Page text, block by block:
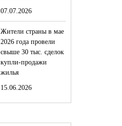
07.07.2026
Жители страны в мае
2026 года провели
свыше 30 тыс. сделок
купли-продажи
жилья
15.06.2026